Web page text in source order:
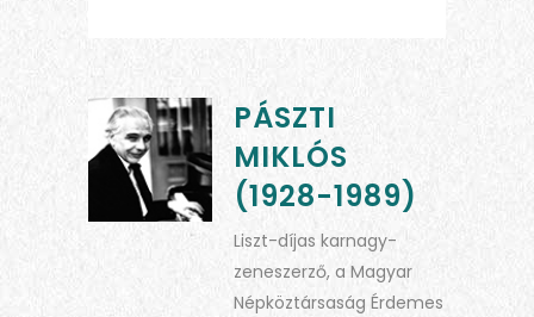
PÁSZTI
MIKLÓS
(1928-1989)
Liszt-díjas karnagy-
zeneszerző, a Magyar
Népköztársaság Érdemes